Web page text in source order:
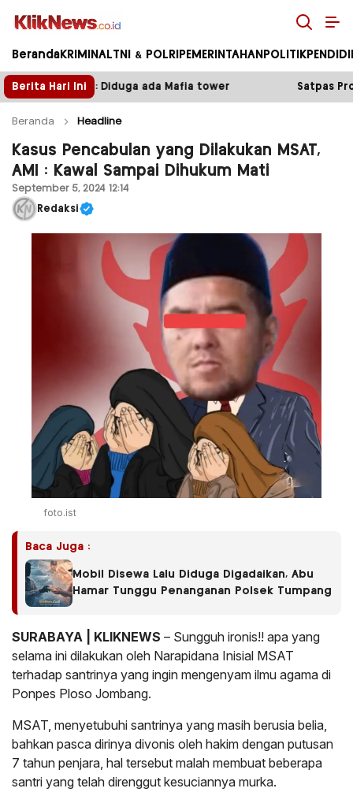
Kliknews.co.id
Beranda KRIMINAL TNI & POLRI PEMERINTAHAN POLITIK
Berita Hari Ini
Mafia tower Satpas Prototype Polres Malang
Beranda Headline
Kasus Pencabulan yang Dilakukan MSAT,
AMI : Kawal Sampai Dihukum Mati
September 5, 2024 12:14
Redaksi
foto.ist
Baca Juga :
Mobil Disewa Lalu Diduga Digadaikan, Abu
Hamar Tunggu Penanganan Polsek Tumpang
SURABAYA | KLIKNEWS – Sungguh ironis!! apa yang
selama ini dilakukan oleh Narapidana Inisial MSAT
terhadap santrinya yang ingin mengenyam ilmu agama di
Ponpes Ploso Jombang.
MSAT, menyetubuhi santrinya yang masih berusia belia,
bahkan pasca dirinya divonis oleh hakim dengan putusan
7 tahun penjara, hal tersebut malah membuat beberapa
santri yang telah direnggut kesuciannya murka.